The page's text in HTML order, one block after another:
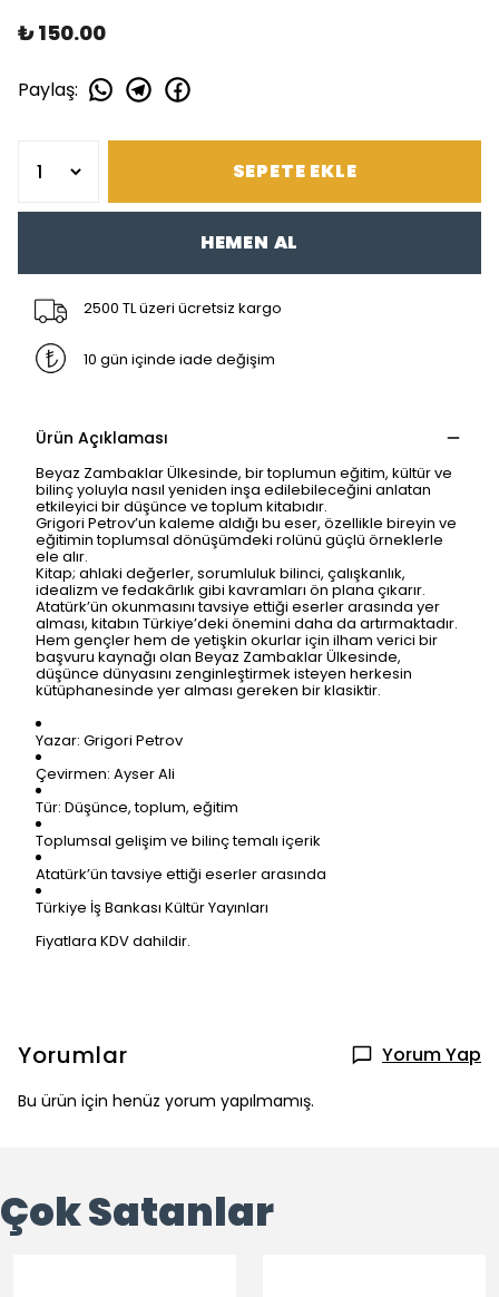
₺ 150.00
Paylaş:
SEPETE EKLE
HEMEN AL
2500 TL üzeri ücretsiz kargo
10 gün içinde iade değişim
Ürün Açıklaması
Beyaz Zambaklar Ülkesinde, bir toplumun eğitim, kültür ve
bilinç yoluyla nasıl yeniden inşa edilebileceğini anlatan
etkileyici bir düşünce ve toplum kitabıdır.
Grigori Petrov’un kaleme aldığı bu eser, özellikle bireyin ve
eğitimin toplumsal dönüşümdeki rolünü güçlü örneklerle
ele alır.
Kitap; ahlaki değerler, sorumluluk bilinci, çalışkanlık,
idealizm ve fedakârlık gibi kavramları ön plana çıkarır.
Atatürk’ün okunmasını tavsiye ettiği eserler arasında yer
alması, kitabın Türkiye’deki önemini daha da artırmaktadır.
Hem gençler hem de yetişkin okurlar için ilham verici bir
başvuru kaynağı olan Beyaz Zambaklar Ülkesinde,
düşünce dünyasını zenginleştirmek isteyen herkesin
kütüphanesinde yer alması gereken bir klasiktir.
Yazar: Grigori Petrov
Çevirmen: Ayser Ali
Tür: Düşünce, toplum, eğitim
Toplumsal gelişim ve bilinç temalı içerik
Atatürk’ün tavsiye ettiği eserler arasında
Türkiye İş Bankası Kültür Yayınları
Fiyatlara KDV dahildir.
Yorumlar Yorum Yap
Bu ürün için henüz yorum yapılmamış.
Çok Satanlar